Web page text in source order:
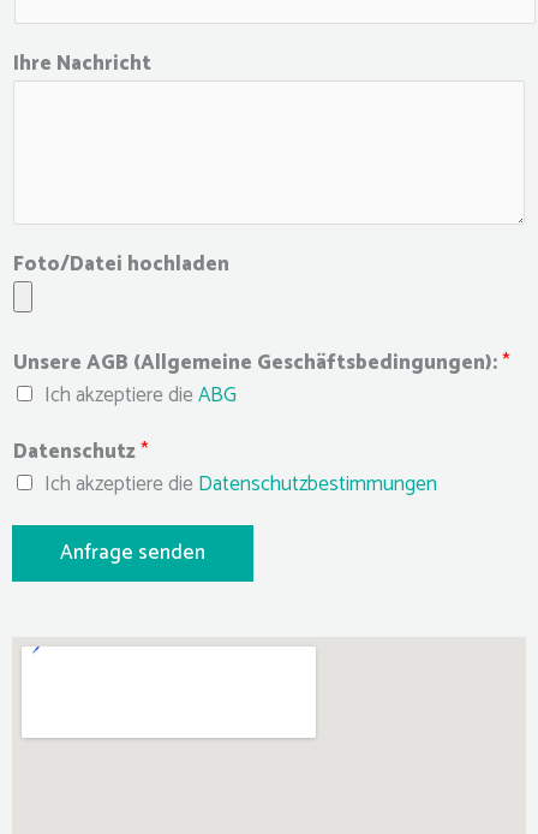
s
e
r
Ihre Nachricht
Foto/Datei hochladen
Unsere AGB (Allgemeine Geschäftsbedingungen):*
Ich akzeptiere dieABG
Datenschutz*
Ich akzeptiere die Datenschutzbestimmungen
Anfrage senden